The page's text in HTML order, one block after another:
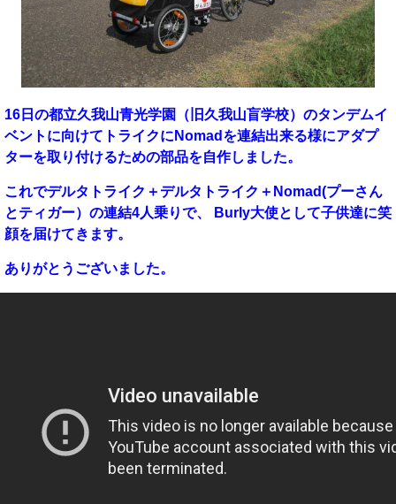
16日の都立久我山青光学園（旧久我山盲学校）のタンデムイ
ベントに向けてトライクにNomadを連結出来る様にアダプ
ターを取り付けるための部品を自作しました。
これでデルタトライク＋デルタトライク＋Nomad(プーさん
とティガー）の連結4人乗りで、 Burly大使として子供達に笑
顔を届けてきます。
ありがとうございました。